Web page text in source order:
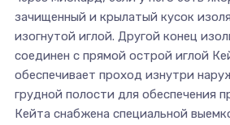
зачищенный и крылатый кусок
изогнутой иглой. Другой конец
соединен с прямой острой иглой
обеспечивает проход изнутри
грудной полости для обеспечения
Кейта снабжена специальной